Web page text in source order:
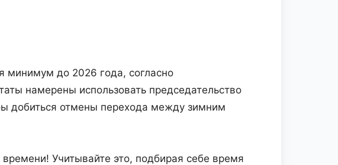
минимум до 2026 года, согласно
намерены использовать председательство
добиться отмены перехода между зимним
Учитывайте это, подбирая себе время